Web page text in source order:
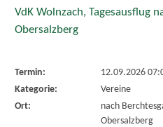
VdK Wolnzach, Tagesausflug
Obersalzberg
Termin:
12.09.2026
Kategorie:
Vereine
Ort:
nach
Obersalzberg